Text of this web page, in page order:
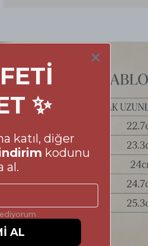
✨
katıl, diğer
kodunu
al.
AL